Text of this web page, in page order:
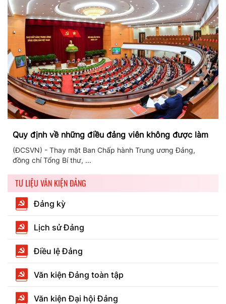
Quy định về những điều đảng viên không được làm
(ĐCSVN) - Thay mặt Ban Chấp hành Trung ương Đảng,
đồng chí Tổng Bí thư, ...
TƯ LIỆU VĂN KIỆN ĐẢNG
Đảng kỳ
Lịch sử Đảng
Điều lệ Đảng
Văn kiện Đảng toàn tập
Văn kiện Đại hội Đảng